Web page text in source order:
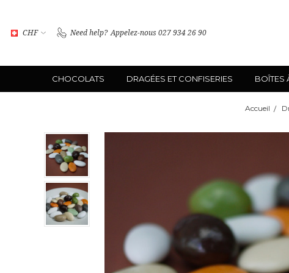
CHF Need help? Appelez-nous 027 934 26 90
CHOCOLATS DRAGÉES ET CONFISERIES BOÎTES
Accueil